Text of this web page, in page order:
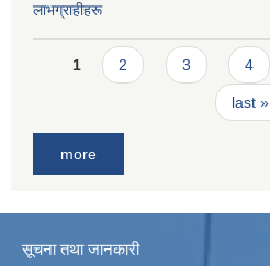
लाभग्राहीहरू
Pages
1 2 3 4
last »
more
सूचना तथा जानकारी